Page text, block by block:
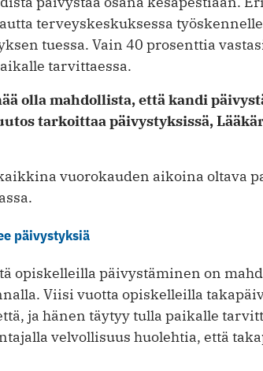
terveyskeskuksessa
tuessa. Vain 40 prosenttia
tarvittaessa.
olla mahdollista, että kandi
tarkoittaa päivystyksissä,
vuorokauden aikoina oltava
päivystyksiä
opiskelleilla päivystäminen on
Viisi vuotta opiskelleilla
ja hänen täytyy tulla paikalle
velvollisuus huolehtia, että